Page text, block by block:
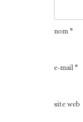
nom*
e-mail*
site web